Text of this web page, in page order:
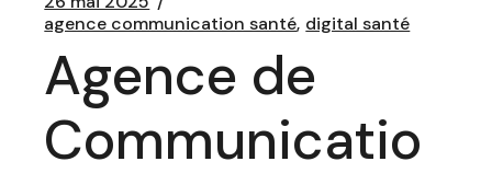
agence communication santé digital santé
Agence de
Communicatio